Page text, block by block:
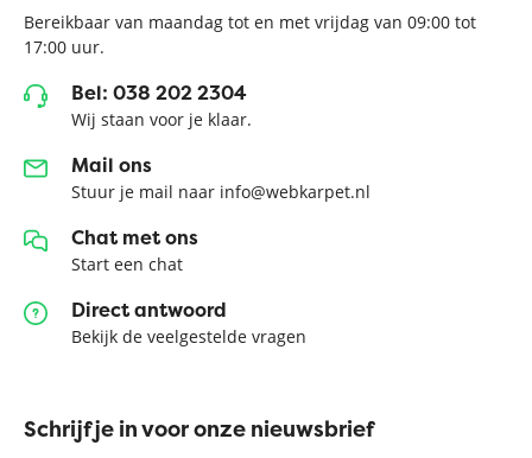
Bereikbaar van maandag tot en met vrijdag van 09:00 tot
17:00 uur.
Bel: 038 202 2304
Wij staan voor je klaar.
Mail ons
Stuur je mail naar info@webkarpet.nl
Chat met ons
Start een chat
Direct antwoord
Bekijk de veelgestelde vragen
Schrijf je in voor onze nieuwsbrief